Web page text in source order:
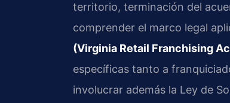
territorio, terminación del
comprender el marco legal
(Virginia Retail Franchising
específicas tanto a
involucrar además la Ley de